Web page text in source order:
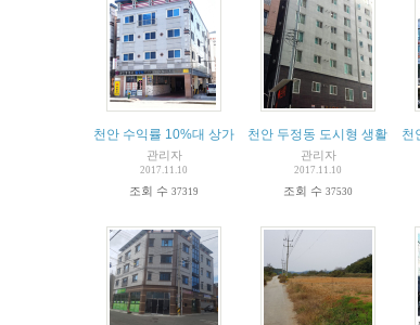
천안 수익률 10%대 상가주택
관리자
2017.11.10
조회 수 37319
천안 두정동 도시형 생활주택
관리자
2017.11.10
조회 수 37530
천